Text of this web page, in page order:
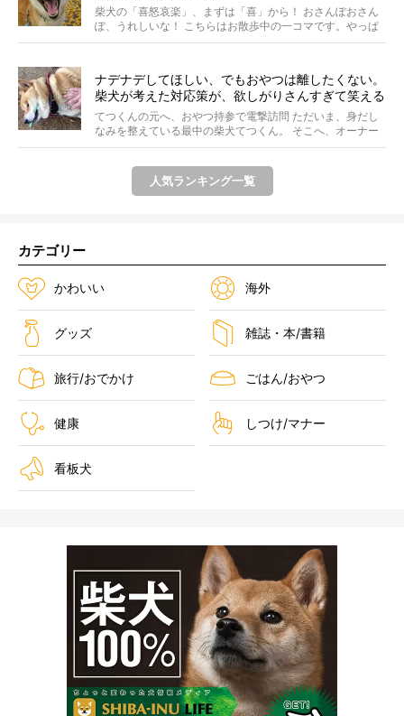
柴犬の「喜怒哀楽」、まずは「喜」から！ おさんぽおさん
ぽ、うれしいな！ こちらはお散歩中の一コマです。やっぱ
り...
ナデナデしてほしい、でもおやつは離したくない。
柴犬が考えた対応策が、欲しがりさんすぎて笑える
【動画】
てつくんの元へ、おやつ持参で電撃訪問 ただいま、身だし
なみを整えている最中の柴犬てつくん。 そこへ、オーナー
さ...
人気ランキング一覧
カテゴリー
かわいい 海外
グッズ 雑誌・本/書籍
旅行/おでかけ ごはん/おやつ
健康 しつけ/マナー
看板犬